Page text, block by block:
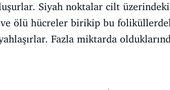
Siyah noktalar cilt
ölü hücreler birikip bu
Fazla miktarda